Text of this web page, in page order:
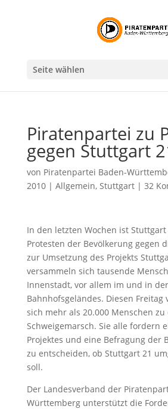
Seite wählen
Piratenpartei zu
gegen Stuttgart
von Piratenpartei Baden-
2010| Allgemein, Stuttgart| 32
In den letzten Wochen ist
Protesten der Bevölkerung gegen
zur Umsetzung des Projekts
versammeln sich tausende
Innenstadt, vor allem im und in
Bahnhofsgeländes. Diesen Freitag
sich mehr als 20.000 Menschen zu
Schweigemarsch. Sie alle fordern
Projektes und eine Befragung der
zu entscheiden, ob Stuttgart 21
soll.
Der Landesverband der
Württemberg unterstützt die